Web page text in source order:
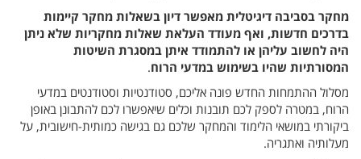
מחקר בסביבה דיגיטלית מאפשר דיון בשאלות מחקר קיימות
בדרכים חדשות, ואף מעודד העלאת שאלות מחקריות שלא ניתן
היה לחשוב עליהן או להתמודד איתן במסגרת השיטות
המסורתיות שהיו בשימוש במדעי הרוח.
מסלול ההתמחות החדש פונה אליכם, סטודנטיות וסטודנטים במדעי
הרוח, במטרה לספק לכם תובנות וכלים שיאפשרו לכם להתבונן באופן
ביקורתי במושאי הלימוד והמחקר שלכם גם בגישה כמותית-חישובית, על
מעלותיה ואתגריה.